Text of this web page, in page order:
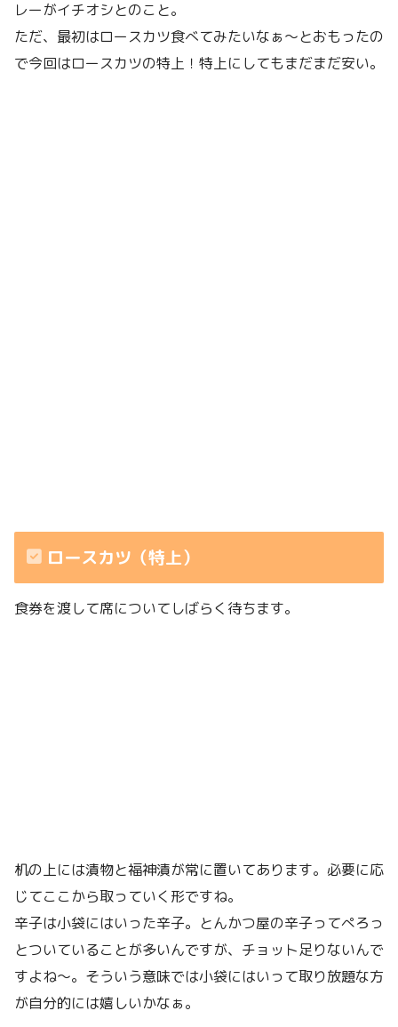
レーがイチオシとのこと。
ただ、最初はロースカツ食べてみたいなぁ〜とおもったの
で今回はロースカツの特上！特上にしてもまだまだ安い。
ロースカツ（特上）
食券を渡して席についてしばらく待ちます。
机の上には漬物と福神漬が常に置いてあります。必要に応
じてここから取っていく形ですね。
辛子は小袋にはいった辛子。とんかつ屋の辛子ってぺろっ
とついていることが多いんですが、チョット足りないんで
すよね〜。そういう意味では小袋にはいって取り放題な方
が自分的には嬉しいかなぁ。